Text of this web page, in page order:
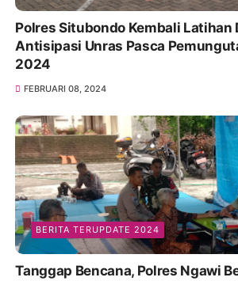
Polres Situbondo Kembali Latihan
Antisipasi Unras Pasca
2024
FEBRUARI 08, 2024
BERITA TERUPDATE 2024
Tanggap Bencana, Polres Ngawi